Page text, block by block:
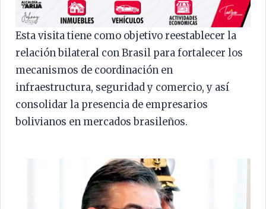
Esta visita tiene como objetivo reestablecer la
relación bilateral con Brasil para fortalecer los
mecanismos de coordinación en
infraestructura, seguridad y comercio, y así
consolidar la presencia de empresarios
bolivianos en mercados brasileños.